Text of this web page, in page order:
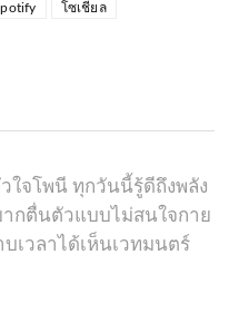
โซเชียล
ใจโพนี ทุกวันนี้รู้ดีถึงพลัง
กตื่นตัวแบบไม่สนใจกาย
เวลาได้เห็นเวทมนตร์